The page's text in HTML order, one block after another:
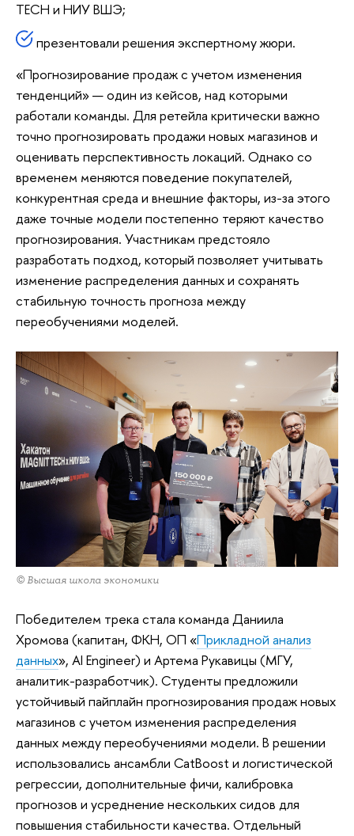
TECH и НИУ ВШЭ;
презентовали решения экспертному жюри.
«Прогнозирование продаж с учетом изменения
тенденций» — один из кейсов, над которыми
работали команды. Для ретейла критически важно
точно прогнозировать продажи новых магазинов и
оценивать перспективность локаций. Однако со
временем меняются поведение покупателей,
конкурентная среда и внешние факторы, из-за этого
даже точные модели постепенно теряют качество
прогнозирования. Участникам предстояло
разработать подход, который позволяет учитывать
изменение распределения данных и сохранять
стабильную точность прогноза между
переобучениями моделей.
© Высшая школа экономики
Победителем трека стала команда Даниила
Хромова (капитан, ФКН, ОП «Прикладной анализ
данных», AI Engineer) и Артема Рукавицы (МГУ,
аналитик-разработчик). Студенты предложили
устойчивый пайплайн прогнозирования продаж новых
магазинов с учетом изменения распределения
данных между переобучениями модели. В решении
использовались ансамбли CatBoost и логистической
регрессии, дополнительные фичи, калибровка
прогнозов и усреднение нескольких сидов для
повышения стабильности качества. Отдельный